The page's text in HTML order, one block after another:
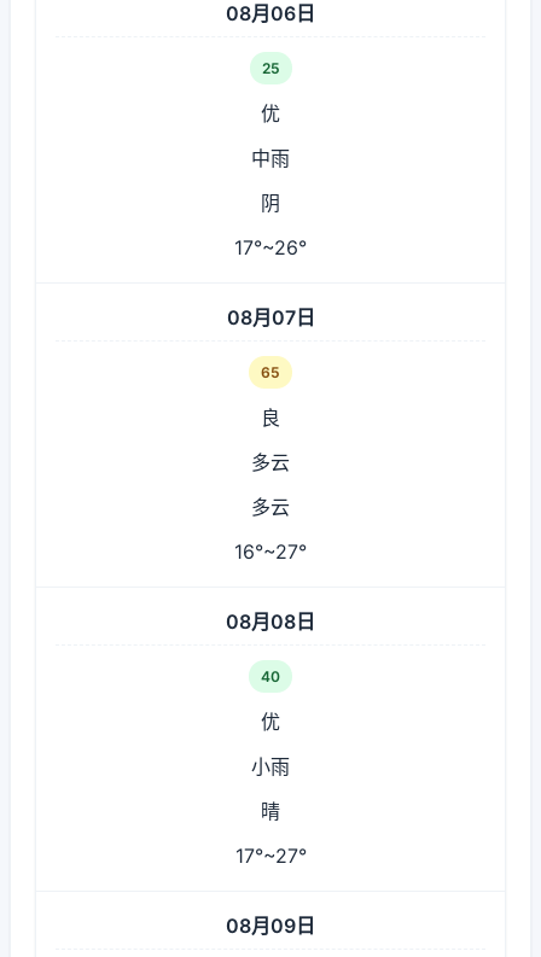
08月06日
25
优
中雨
阴
17°~26°
08月07日
65
良
多云
多云
16°~27°
08月08日
40
优
小雨
晴
17°~27°
08月09日